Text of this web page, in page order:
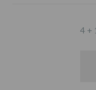
4 +